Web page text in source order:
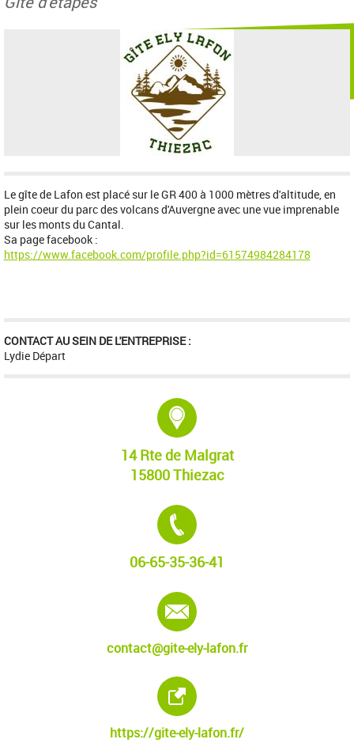
Le gîte de Lafon est placé sur le GR 400 à 1000 mètres d'altitude, en
plein coeur du parc des volcans d'Auvergne avec une vue imprenable
sur les monts du Cantal.
Sa page facebook :
https://www.facebook.com/profile.php?id=61574984284178
CONTACT AU SEIN DE L'ENTREPRISE :
Lydie Départ
14 Rte de Malgrat
15800 Thiezac
06-65-35-36-41
contact@gite-ely-lafon.fr
https://gite-ely-lafon.fr/